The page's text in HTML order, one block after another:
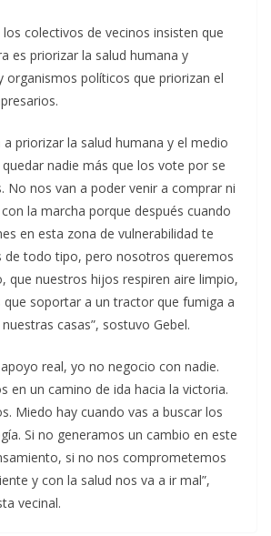
colectivos de vecinos insisten que
es priorizar la salud humana y
organismos políticos que priorizan el
a priorizar la salud humana y el medio
nadie más que los vote por se
No nos van a poder venir a comprar ni
la marcha porque después cuando
en esta zona de vulnerabilidad te
de todo tipo, pero nosotros queremos
que nuestros hijos respiren aire limpio,
soportar a un tractor que fumiga a
casas”, sostuvo Gebel.
real, yo no negocio con nadie.
en un camino de ida hacia la victoria.
Miedo hay cuando vas a buscar los
Si no generamos un cambio en este
si no nos comprometemos
y con la salud nos va a ir mal”,
vecinal.